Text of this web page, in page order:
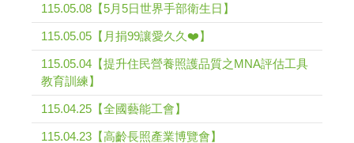
115.05.08【5月5日世界手部衛生日】
115.05.05【月捐99讓愛久久❤️】
115.05.04【提升住民營養照護品質之MNA評估工具
教育訓練】
115.04.25【全國藝能工會】
115.04.23【高齡長照產業博覽會】